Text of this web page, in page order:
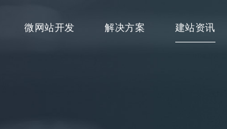
微网站开发 解决方案 建站资讯